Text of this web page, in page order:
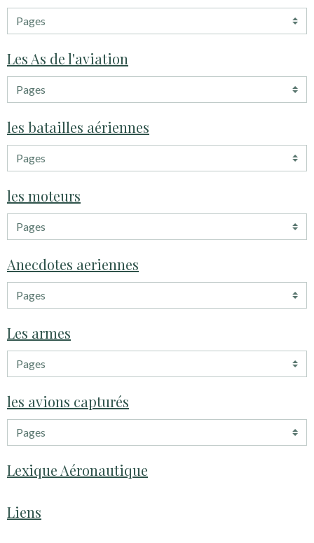
Les As de l'aviation
les batailles aériennes
les moteurs
Anecdotes aeriennes
Les armes
les avions capturés
Lexique Aéronautique
Liens